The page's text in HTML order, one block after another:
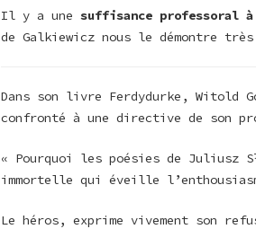
Il y a une suffisance professoral
de Galkiewicz nous le démontre
Dans son livre Ferdydurke, Witold
confronté à une directive de son
« Pourquoi les poésies de Juliusz
immortelle qui éveille
Le héros, exprime vivement son